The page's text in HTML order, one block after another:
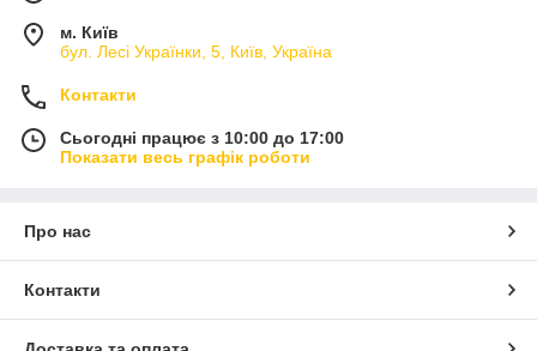
м. Київ
бул. Лесі Українки, 5, Київ, Україна
Контакти
Сьогодні працює з 10:00 до 17:00
Показати весь графік роботи
Про нас
Контакти